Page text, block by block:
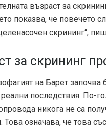
възраст за
показва, че повечето
скрининг“,
за скрининг
на Барет започва
последствия. По-
никога не са
означава, че това